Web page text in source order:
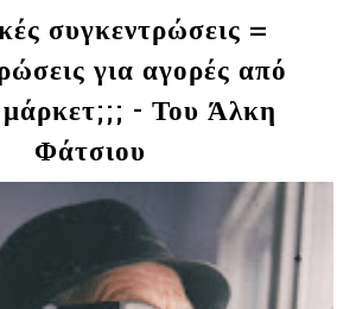
συγκεντρώσεις =
για αγορές από
- Του Άλκη
Φάτσιου